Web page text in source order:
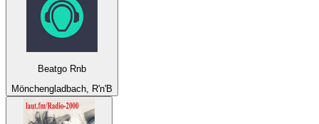
Beatgo Rnb
Mönchengladbach, R'n'B